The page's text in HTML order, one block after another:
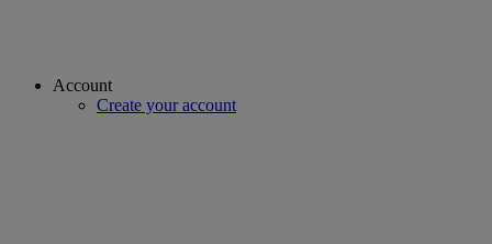
Account
Create your account